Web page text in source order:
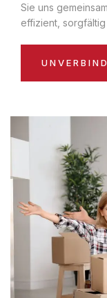
Sie uns
effizient,